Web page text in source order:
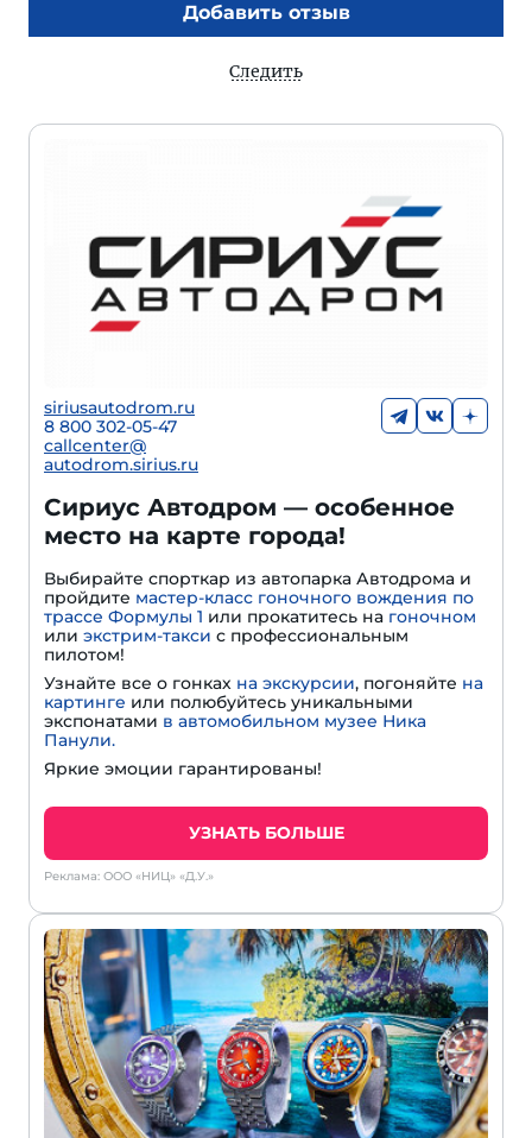
Добавить отзыв
Следить
siriusautodrom.ru
8 800 302-05-47
callcenter@
autodrom.sirius.ru
Сириус Автодром — особенное
место на карте города!
Выбирайте спорткар из автопарка Автодрома и
пройдите мастер-класс гоночного вождения по
трассе Формулы 1 или прокатитесь на гоночном
или экстрим-такси с профессиональным
пилотом!
Узнайте все о гонках на экскурсии, погоняйте на
картинге или полюбуйтесь уникальными
экспонатами в автомобильном музее Ника
Панули.
Яркие эмоции гарантированы!
УЗНАТЬ БОЛЬШЕ
Реклама: ООО «НИЦ» «Д.У.»